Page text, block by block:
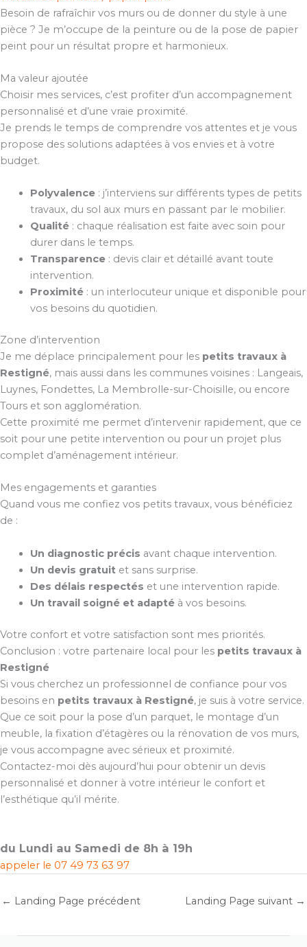
Besoin de rafraîchir vos murs ou de donner du style à une
pièce ? Je m’occupe de la peinture ou de la pose de papier
peint pour un résultat propre et harmonieux.
Ma valeur ajoutée
Choisir mes services, c’est profiter d’un accompagnement
personnalisé et d’une vraie proximité.
Je prends le temps de comprendre vos attentes et je vous
propose des solutions adaptées à vos envies et à votre
budget.
Polyvalence: j’interviens sur différents types de petits
travaux, du sol aux murs en passant par le mobilier.
Qualité: chaque réalisation est faite avec soin pour
durer dans le temps.
Transparence: devis clair et détaillé avant toute
intervention.
Proximité: un interlocuteur unique et disponible pour
vos besoins du quotidien.
Zone d’intervention
Je me déplace principalement pour les petits travaux à
Restigné, mais aussi dans les communes voisines : Langeais,
Luynes, Fondettes, La Membrolle-sur-Choisille, ou encore
Tours et son agglomération.
Cette proximité me permet d’intervenir rapidement, que ce
soit pour une petite intervention ou pour un projet plus
complet d’aménagement intérieur.
Mes engagements et garanties
Quand vous me confiez vos petits travaux, vous bénéficiez
de :
Un diagnostic précis avant chaque intervention.
Un devis gratuitet sans surprise.
Des délais respectés et une intervention rapide.
Un travail soigné et adaptéà vos besoins.
Votre confort et votre satisfaction sont mes priorités.
Conclusion : votre partenaire local pour les petits travaux à
Restigné
Si vous cherchez un professionnel de confiance pour vos
besoins en petits travaux à Restigné, je suis à votre service.
Que ce soit pour la pose d’un parquet, le montage d’un
meuble, la fixation d’étagères ou la rénovation de vos murs,
je vous accompagne avec sérieux et proximité.
Contactez-moi dès aujourd’hui pour obtenir un devis
personnalisé et donner à votre intérieur le confort et
l’esthétique qu’il mérite.
du Lundi au Samedi de 8h à 19h
appeler le 07 49 73 63 97
← Landing Page précédent Landing Page suivant →